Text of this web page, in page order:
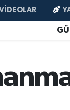
VIDEOLAR